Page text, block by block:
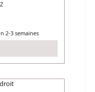
:
2-3 semaines